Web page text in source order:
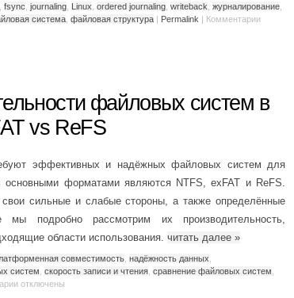
fsync journaling Linux ordered journaling writeback журналирование
система файловая структура | Permalink | Комментарии
файловых систем в
vs ReFS
эффективных и надёжных файловых систем для
основными форматами являются NTFS, exFAT и ReFS.
сильные и слабые стороны, а также определённые
подробно рассмотрим их производительность,
области использования. читать далее »
совместимость надёжность данных
систем скорость записи и чтения сравнение файловых систем
отключены